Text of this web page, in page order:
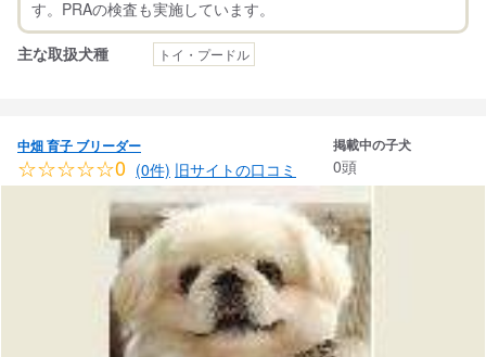
主な取扱犬種 トイ・プードル
中畑 育子 ブリーダー
☆☆☆☆☆0 (0件) 旧サイトの口コミ
掲載中の子犬
0頭